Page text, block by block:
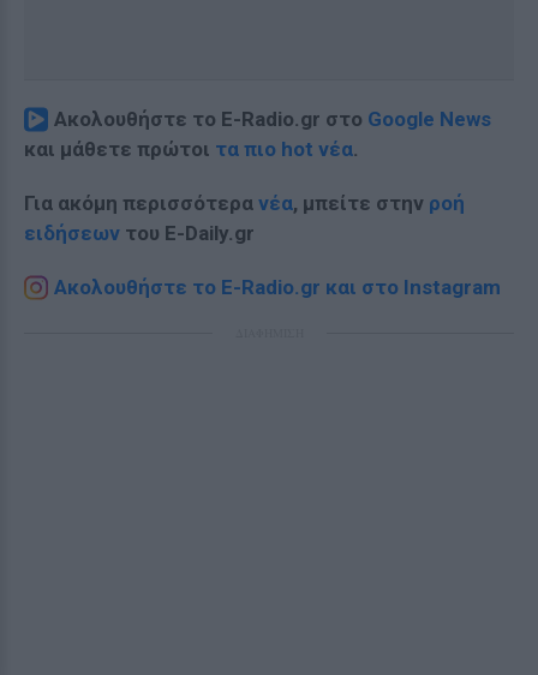
Ακολουθήστε το E-Radio.gr στο Google News
και μάθετε πρώτοι τα πιο hot νέα.
Για ακόμη περισσότερα νέα, μπείτε στην ροή
ειδήσεων του E-Daily.gr
Ακολουθήστε το E-Radio.gr και στο Instagram